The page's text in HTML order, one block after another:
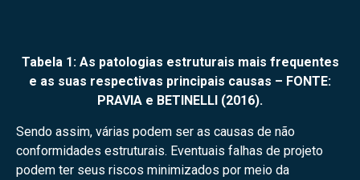
Tabela 1: As patologias estruturais mais frequentes
e as suas respectivas principais causas – FONTE:
PRAVIA e BETINELLI (2016).
Sendo assim, várias podem ser as causas de não
conformidades estruturais. Eventuais falhas de projeto
podem ter seus riscos minimizados por meio da